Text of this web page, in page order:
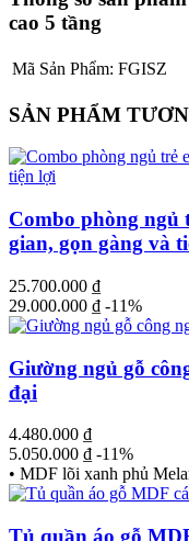
cao 5 tầng
Mã Sản Phẩm: FGISZ
SẢN PHẨM
Combo phòng ngủ
gian, gọn gàng và
25.700.000 ₫
29.000.000 ₫ -11%
Giường ngủ gỗ
đại
4.480.000 ₫
5.050.000 ₫ -11%
• MDF lõi xanh phủ
Tủ quần áo gỗ